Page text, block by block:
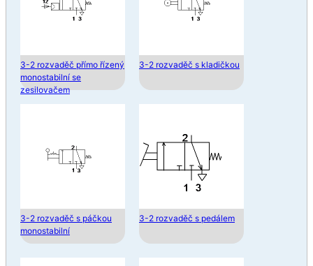
3-2 rozvaděč přímo řízený
monostabilní se
zesilovačem
3-2 rozvaděč s kladičkou
3-2 rozvaděč s páčkou
monostabilní
3-2 rozvaděč s pedálem